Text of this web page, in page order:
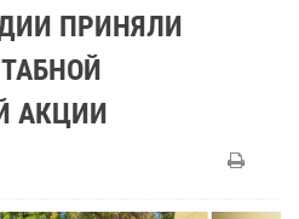
ПРИНЯЛИ
АКЦИИ